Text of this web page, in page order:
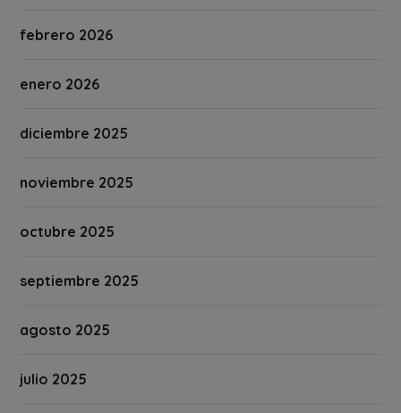
febrero 2026
enero 2026
diciembre 2025
noviembre 2025
octubre 2025
septiembre 2025
agosto 2025
julio 2025